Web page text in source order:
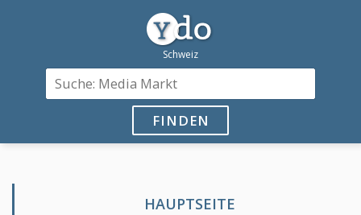
FINDEN
HAUPTSEITE